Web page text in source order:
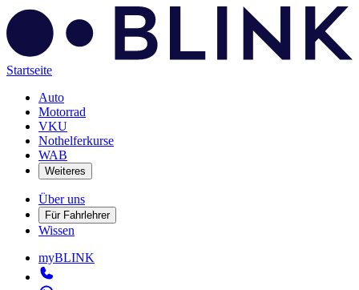
Startseite
Auto
Motorrad
VKU
Nothelferkurse
WAB
Weiteres
Über uns
Für Fahrlehrer
Wissen
myBLINK